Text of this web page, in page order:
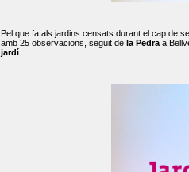
Pel que fa als jardins censats durant el cap de
amb 25 observacions, seguit de la Pedra a
jardí